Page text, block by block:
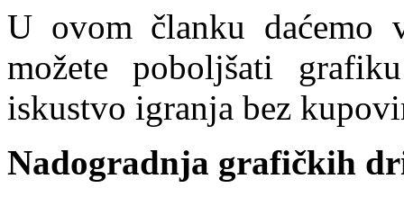
U ovom članku daćemo
možete poboljšati
iskustvo igranja bez
Nadogradnja grafičkih